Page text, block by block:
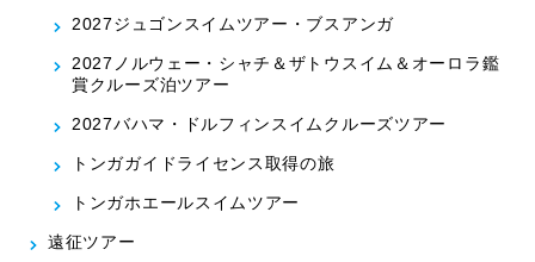
2027ジュゴンスイムツアー・ブスアンガ
2027ノルウェー・シャチ＆ザトウスイム＆オーロラ鑑
賞クルーズ泊ツアー
2027バハマ・ドルフィンスイムクルーズツアー
トンガガイドライセンス取得の旅
トンガホエールスイムツアー
遠征ツアー